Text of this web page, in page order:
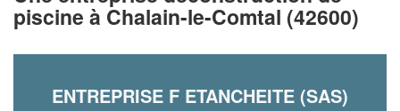
piscine à Chalain-le-Comtal (42600)
ENTREPRISE F ETANCHEITE (SAS)
nouveaux clients